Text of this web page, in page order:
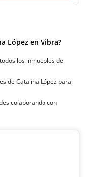
Lópezen Vibra?
los inmuebles de
de Catalina Lópezpara
colaborando con